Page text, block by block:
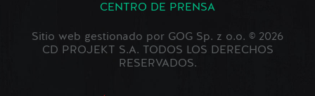
CENTRO DE PRENSA
Sitio web gestionado por GOG Sp. z o.o. © 2026
CD PROJEKT S.A. TODOS LOS DERECHOS
RESERVADOS.